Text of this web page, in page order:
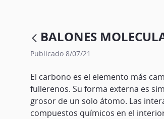
BALONES
Publicado 8/07/21
El carbono es el elemento más
fullerenos. Su forma externa es
grosor de un solo átomo. Las
compuestos químicos en el